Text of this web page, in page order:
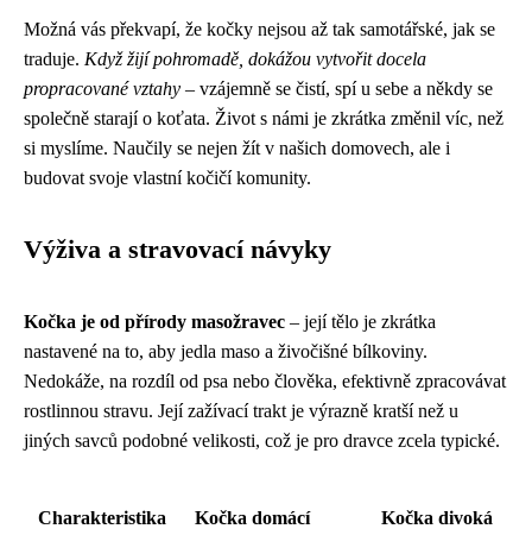
Možná vás překvapí, že kočky nejsou až tak samotářské, jak se
traduje. Když žijí pohromadě, dokážou vytvořit docela
propracované vztahy – vzájemně se čistí, spí u sebe a někdy se
společně starají o koťata. Život s námi je zkrátka změnil víc, než
si myslíme. Naučily se nejen žít v našich domovech, ale i
budovat svoje vlastní kočičí komunity.
Výživa a stravovací návyky
Kočka je od přírody masožravec – její tělo je zkrátka
nastavené na to, aby jedla maso a živočišné bílkoviny.
Nedokáže, na rozdíl od psa nebo člověka, efektivně zpracovávat
rostlinnou stravu. Její zažívací trakt je výrazně kratší než u
jiných savců podobné velikosti, což je pro dravce zcela typické.
Charakteristika Kočka domácí Kočka divoká